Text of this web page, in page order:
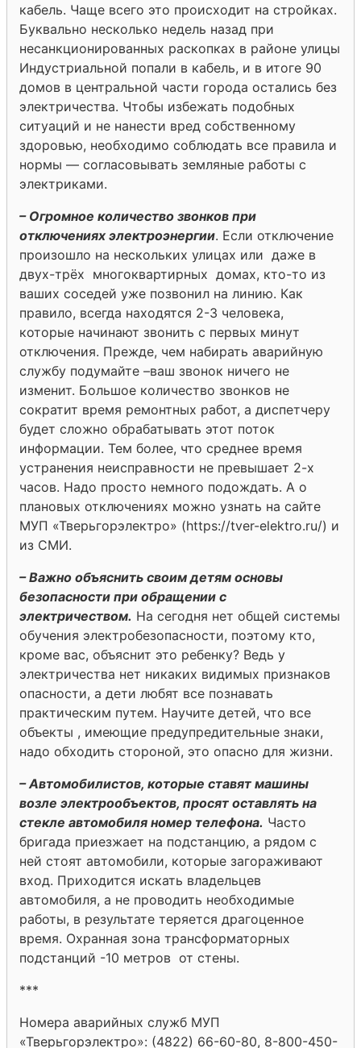
кабель. Чаще всего это происходит на стройках.
Буквально несколько недель назад при
несанкционированных раскопках в районе улицы
Индустриальной попали в кабель, и в итоге 90
домов в центральной части города остались без
электричества. Чтобы избежать подобных
ситуаций и не нанести вред собственному
здоровью, необходимо соблюдать все правила и
нормы — согласовывать земляные работы с
электриками.
– Огромное количество звонков при
отключениях электроэнергии. Если отключение
произошло на нескольких улицах или даже в
двух-трёх многоквартирных домах, кто-то из
ваших соседей уже позвонил на линию. Как
правило, всегда находятся 2-3 человека,
которые начинают звонить с первых минут
отключения. Прежде, чем набирать аварийную
службу подумайте –ваш звонок ничего не
изменит. Большое количество звонков не
сократит время ремонтных работ, а диспетчеру
будет сложно обрабатывать этот поток
информации. Тем более, что среднее время
устранения неисправности не превышает 2-х
часов. Надо просто немного подождать. А о
плановых отключениях можно узнать на сайте
МУП «Тверьгорэлектро» (https://tver-elektro.ru/) и
из СМИ.
– Важно объяснить своим детям основы
безопасности при обращении с
электричеством. На сегодня нет общей системы
обучения электробезопасности, поэтому кто,
кроме вас, объяснит это ребенку? Ведь у
электричества нет никаких видимых признаков
опасности, а дети любят все познавать
практическим путем. Научите детей, что все
объекты , имеющие предупредительные знаки,
надо обходить стороной, это опасно для жизни.
– Автомобилистов, которые ставят машины
возле электрообъектов, просят оставлять на
стекле автомобиля номер телефона. Часто
бригада приезжает на подстанцию, а рядом с
ней стоят автомобили, которые загораживают
вход. Приходится искать владельцев
автомобиля, а не проводить необходимые
работы, в результате теряется драгоценное
время. Охранная зона трансформаторных
подстанций -10 метров от стены.
***
Номера аварийных служб МУП
«Тверьгорэлектро»: (4822) 66-60-80, 8-800-450-